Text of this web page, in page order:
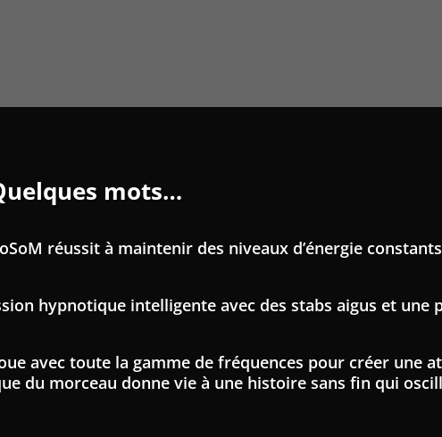
mots…
réussit à maintenir des niveaux d’énergie
hypnotique intelligente avec des stabs aigus et une
avec toute la gamme de fréquences pour créer une
du morceau donne vie à une histoire sans fin qui